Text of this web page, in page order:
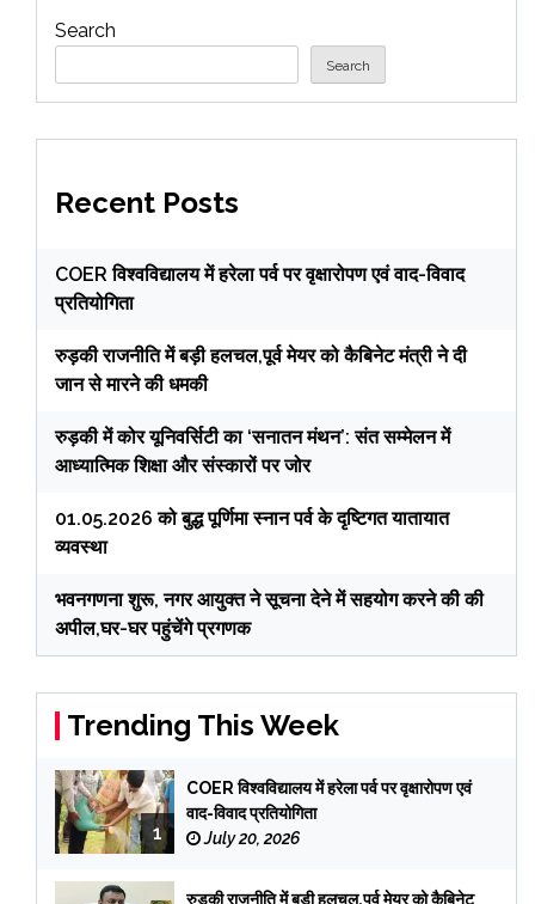
Search
Search
Recent Posts
COER विश्वविद्यालय में हरेला पर्व पर वृक्षारोपण एवं वाद-विवाद
प्रतियोगिता
रुड़की राजनीति में बड़ी हलचल,पूर्व मेयर को कैबिनेट मंत्री ने दी
जान से मारने की धमकी
रुड़की में कोर यूनिवर्सिटी का ‘सनातन मंथन’: संत सम्मेलन में
आध्यात्मिक शिक्षा और संस्कारों पर जोर
01.05.2026 को बुद्ध पूर्णिमा स्नान पर्व के दृष्टिगत यातायात
व्यवस्था
भवनगणना शुरू, नगर आयुक्त ने सूचना देने में सहयोग करने की की
अपील,घर-घर पहुंचेंगे प्रगणक
Trending This Week
1
COER विश्वविद्यालय में हरेला पर्व पर वृक्षारोपण एवं
वाद-विवाद प्रतियोगिता
July 20, 2026
रुड़की राजनीति में बड़ी हलचल,पूर्व मेयर को कैबिनेट